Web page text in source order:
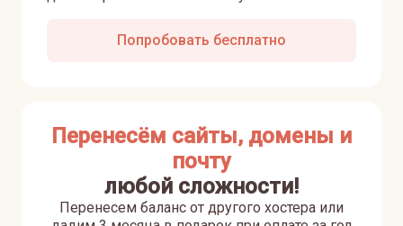
Попробовать бесплатно
Перенесём сайты, домены и
почту
любой сложности!
Перенесем баланс от другого хостера или